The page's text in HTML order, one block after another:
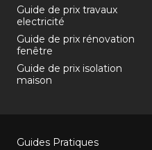
Guide de prix travaux
electricité
Guide de prix rénovation
fenêtre
Guide de prix isolation
maison
Guides Pratiques